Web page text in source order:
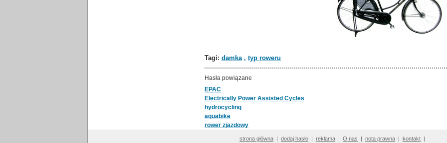
Tagi: damka, typ roweru
Hasła powiązane
EPAC
Electrically Power Assisted Cycles
hydrocycling
aquabike
rower zjazdowy
strona główna | dodaj hasło | reklama | O nas | nota prawna | kontakt |